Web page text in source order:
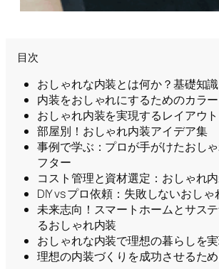
目次
おしゃれな内装とは何か？基礎知
内装をおしゃれにするためのカラ
おしゃれ内装を実現するレイアウ
部屋別！おしゃれ内装アイデア集
事例で学ぶ：プロが手がけたおし
フター
コスト管理と資材選定：おしゃれ
DIY vs プロ依頼：失敗しないおし
未来志向！スマートホームとサス
るおしゃれ内装
おしゃれな内装で理想の暮らしを
理想の内装づくりを成功させるた